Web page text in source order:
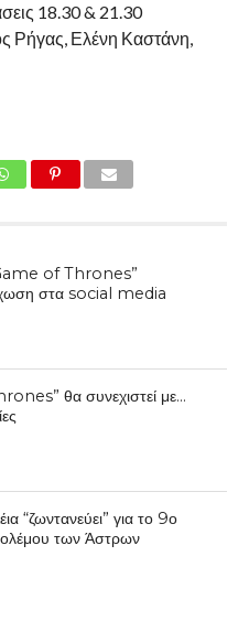
18.30 & 21.30
Ρήγας, Ελένη Καστάνη,
of Thrones”
στα social media
θα συνεχιστεί με…
“ζωντανεύει” για το 9ο
των Άστρων